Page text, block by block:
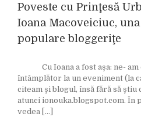
Poveste cu Prinţesă
Ioana Macoveiciuc,
populare bloggeriţe
Cu Ioana a fost aşa: ne- am
întâmplător la un eveniment (la
citeam şi blogul, însă fără să ştiu
atunci ionouka.blogspot.com. În
vedea [...]